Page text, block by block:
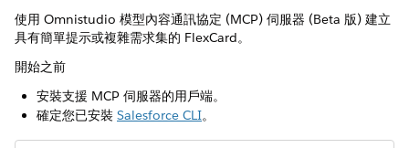
使用 Omnistudio 模型內容通訊協定 (MCP) 伺服器 (Beta 版) 建立
具有簡單提示或複雜需求集的 FlexCard。
開始之前
安裝支援 MCP 伺服器的用戶端。
確定您已安裝 Salesforce CLI。